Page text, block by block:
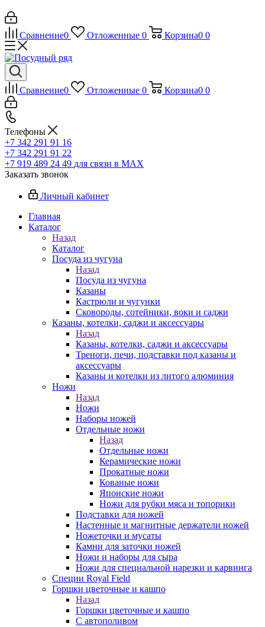
Сравнение0 Отложенные 0 Корзина0 0
Сравнение0 Отложенные 0 Корзина0 0
Телефоны
+7 342 291 91 16
+7 342 291 91 22
+7 919 489 24 49 для связи в МАХ
Заказать звонок
Личный кабинет
Главная
Каталог
Назад
Каталог
Посуда из чугуна
Назад
Посуда из чугуна
Казаны
Кастрюли и чугунки
Сковороды, сотейники, воки и саджи
Казаны, котелки, саджи и аксессуары
Назад
Казаны, котелки, саджи и аксессуары
Треноги, печи, подставки под казаны и
аксессуары
Казаны и котелки из литого алюминия
Ножи
Назад
Ножи
Наборы ножей
Отдельные ножи
Назад
Отдельные ножи
Керамические ножи
Прокатные ножи
Кованые ножи
Японские ножи
Ножи для рубки мяса и топорики
Подставки для ножей
Настенные и магнитные держатели ножей
Ножеточки и мусаты
Камни для заточки ножей
Ножи и наборы для сыра
Ножи для специальной нарезки и карвинга
Специи Royal Field
Горшки цветочные и кашпо
Назад
Горшки цветочные и кашпо
С автополивом